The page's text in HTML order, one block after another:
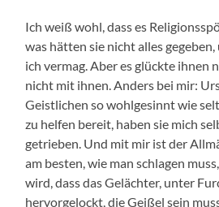
Ich weiß wohl, dass es
was hätten sie nicht alles
ich vermag. Aber es glückte ihnen
nicht mit ihnen. Anders bei mir:
Geistlichen so wohlgesinnt wie
zu helfen bereit, haben sie mich
getrieben. Und mit mir ist der
am besten, wie man schlagen
wird, dass das Gelächter, unter
hervorgelockt, die Geißel sein